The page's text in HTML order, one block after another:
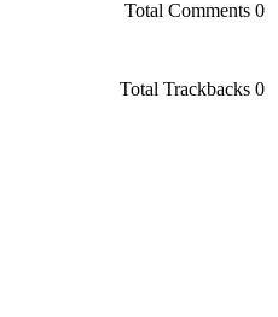
Total Comments 0
Total Trackbacks 0